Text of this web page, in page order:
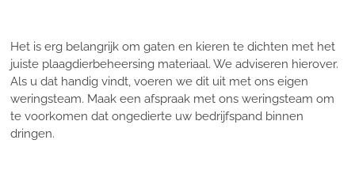
Het is erg belangrijk om gaten en kieren te dichten met het
juiste plaagdierbeheersing materiaal. We adviseren hierover.
Als u dat handig vindt, voeren we dit uit met ons eigen
weringsteam. Maak een afspraak met ons weringsteam om
te voorkomen dat ongedierte uw bedrijfspand binnen
dringen.